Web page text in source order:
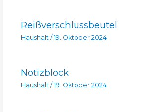
Reißverschlussbeutel
Haushalt/ 19. Oktober 2024
Notizblock
Haushalt / 19. Oktober 2024